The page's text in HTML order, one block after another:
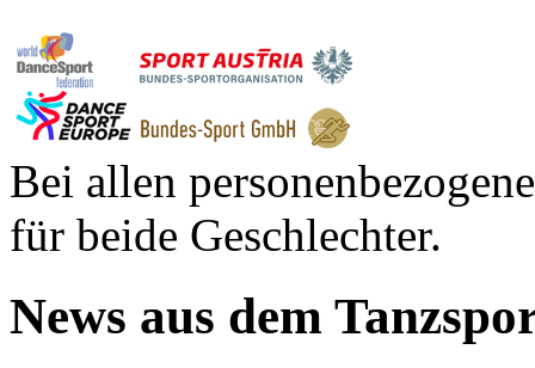
Bei allen
für beide Geschlechter.
News aus dem